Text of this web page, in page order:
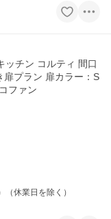
ッチン コルティ 間口
プラン 扉カラー：S
ファン
休業日を除く）